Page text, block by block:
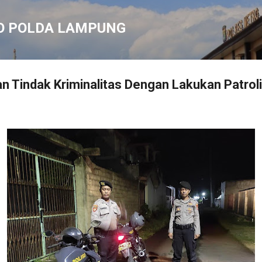
Langsung ke konten utama
POLDA LAMPUNG
Tindak Kriminalitas Dengan Lakukan